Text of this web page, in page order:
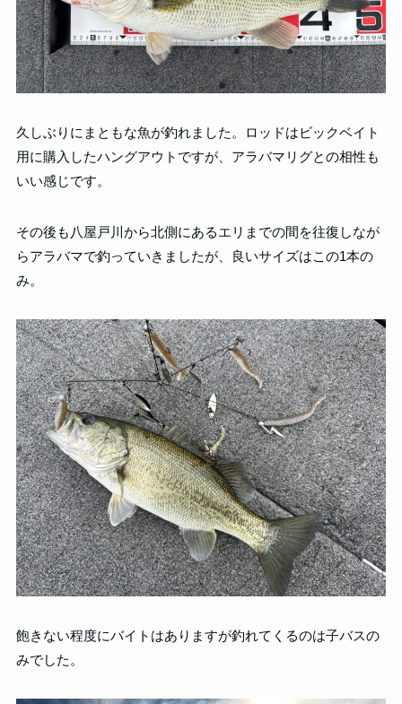
久しぶりにまともな魚が釣れました。ロッドはビックベイト
用に購入したハングアウトですが、アラバマリグとの相性も
いい感じです。
その後も八屋戸川から北側にあるエリまでの間を往復しなが
らアラバマで釣っていきましたが、良いサイズはこの1本の
み。
飽きない程度にバイトはありますが釣れてくるのは子バスの
みでした。